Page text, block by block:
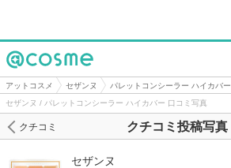
@cosme
アットコスメ セザンヌ パレットコンシーラー ハイカバー
セザンヌ / パレットコンシーラー ハイカバー 口コミ写真
クチコミ投稿写真
クチコミ
セザンヌ